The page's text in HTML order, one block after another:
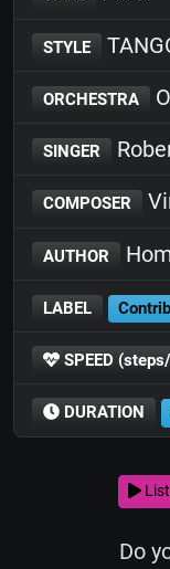
STYLE
ORCHESTRA
SINGER
COMPOSER
AUTHOR
LABEL
SPEED
DURATION
Do